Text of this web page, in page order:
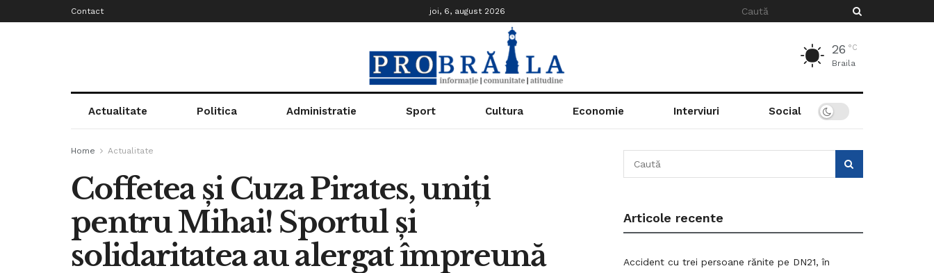
Contact joi, 6, august 2026
26 °C
Braila
Actualitate Politica Administratie Sport Cultura Economie Interviuri Social
Home Actualitate
Coffetea și Cuza Pirates, uniți
pentru Mihai! Sportul și
solidaritatea au alergat împreună
Articole recente
Accident cu trei persoane rănite pe DN21, în